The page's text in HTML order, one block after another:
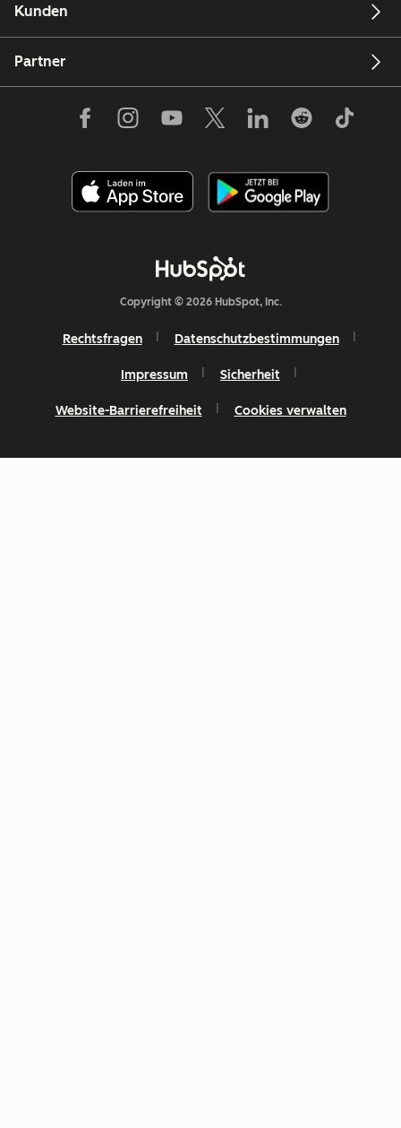
Kunden
Partner
Copyright © 2026 HubSpot, Inc.
Rechtsfragen Datenschutzbestimmungen
Impressum Sicherheit
Website-Barrierefreiheit Cookies verwalten